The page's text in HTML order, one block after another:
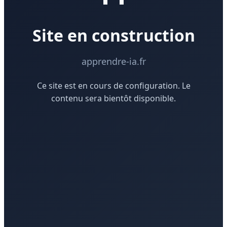
Site en construction
apprendre-ia.fr
Ce site est en cours de configuration. Le
contenu sera bientôt disponible.